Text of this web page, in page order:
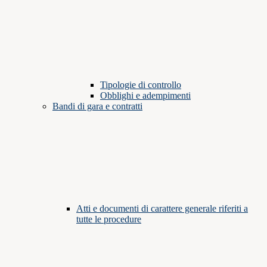
Tipologie di controllo
Obblighi e adempimenti
Bandi di gara e contratti
Atti e documenti di carattere generale riferiti a
tutte le procedure